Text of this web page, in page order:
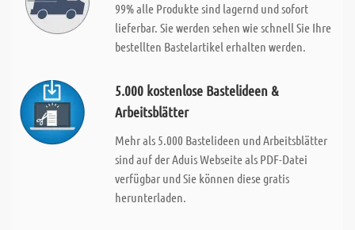
99% alle Produkte sind lagernd und sofort
lieferbar. Sie werden sehen wie schnell Sie Ihre
bestellten Bastelartikel erhalten werden.
5.000 kostenlose Bastelideen &
Arbeitsblätter
Mehr als 5.000 Bastelideen und Arbeitsblätter
sind auf der Aduis Webseite als PDF-Datei
verfügbar und Sie können diese gratis
herunterladen.